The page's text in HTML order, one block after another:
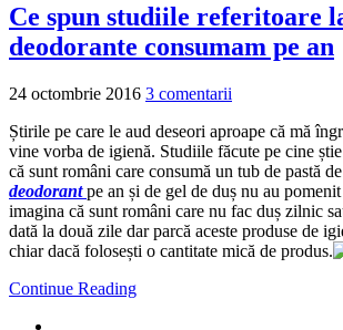
Ce spun studiile referitoare
deodorante consumam pe an
24 octombrie 2016 3 comentarii
Știrile pe care le aud deseori aproape că mă
vine vorba de igienă. Studiile făcute pe cine
că sunt români care consumă un tub de pastă
deodorant pe an și de gel de duș nu au
imagina că sunt români care nu fac duș zilnic
dată la două zile dar parcă aceste produse de
chiar dacă folosești o cantitate mică de produs.
Continue Reading